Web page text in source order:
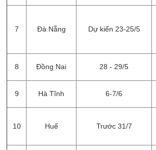
7 Đà Nẵng Dự kiến 23-25/5
8 Đồng Nai 28 - 29/5
9 Hà Tĩnh 6-7/6
10 Huế Trước 31/7